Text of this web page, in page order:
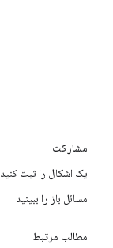
مشارکت
یک اشکال را ثبت کنید
مسائل باز را ببینید
مطالب مرتبط